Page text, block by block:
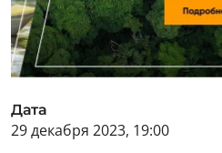
Дата
29 декабря 2023, 19:00